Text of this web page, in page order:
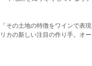
その土地の特徴をワインで表現
カの新しい注目の作り手。オー